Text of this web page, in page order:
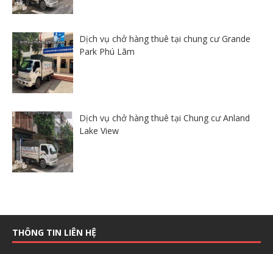
Dịch vụ chở hàng thuê tại chung cư Grande
Park Phú Lãm
Dịch vụ chở hàng thuê tại Chung cư Anland
Lake View
THÔNG TIN LIÊN HỆ